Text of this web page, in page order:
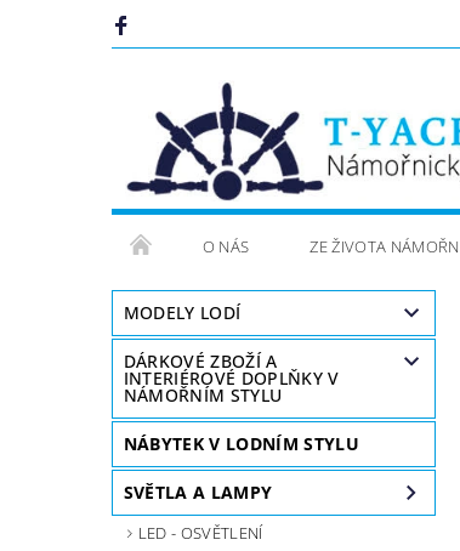
O NÁS ZE ŽIVOTA
MODELY LODÍ
DÁRKOVÉ ZBOŽÍ A
INTERIÉROVÉ DOPLŇKY V
NÁMOŘNÍM STYLU
NÁBYTEK V LODNÍM STYLU
SVĚTLA A LAMPY
LED - OSVĚTLENÍ